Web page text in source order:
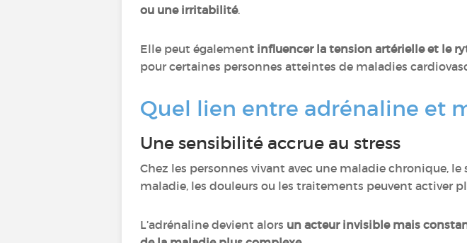
ou une irritabilité.
Elle peut également influencer la tension artérielle et le
pour certaines personnes atteintes de maladies
Quel lien entre adrénaline et
Une sensibilité accrue au stress
Chez les personnes vivant avec une maladie chronique,
maladie, les douleurs ou les traitements peuvent activer
L’adrénaline devient alors un acteur invisible mais